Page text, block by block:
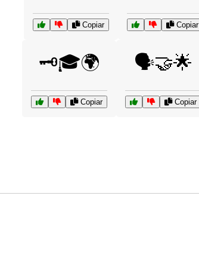
Copiar Copiar
🗝️🎓🌍
Copiar
🗣️🤝🌟
Copiar